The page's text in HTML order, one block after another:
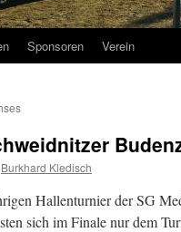
Sponsoren Verein
Burkhard Kledisch
Hallenturnier der SG
sich im Finale nur dem